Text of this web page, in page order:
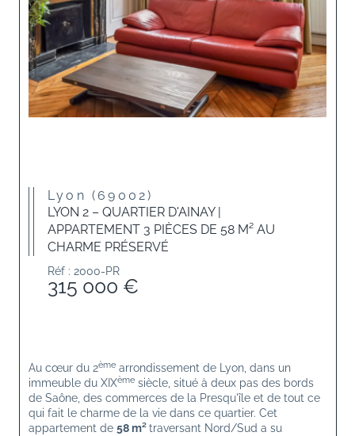
Lyon (69002)
LYON 2 – QUARTIER D'AINAY |
APPARTEMENT 3 PIÈCES DE 58 M² AU
CHARME PRÉSERVÉ
Réf : 2000-PR
315 000 €
Au cœur du 2ème arrondissement de Lyon, dans un
immeuble du XIXème siècle, situé à deux pas des bords
de Saône, des commerces de la Presqu'île et de tout ce
qui fait le charme de la vie dans ce quartier. Cet
appartement de 58 m² traversant Nord/Sud a su